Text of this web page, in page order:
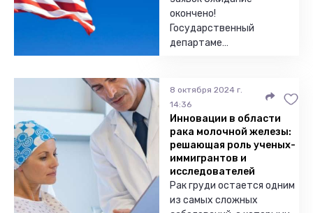
окончено!
Государственный
департаме…
8 октября 2024 г.
14:36
Инновации в области
рака молочной железы:
решающая роль ученых-
иммигрантов и
исследователей
Рак груди остается одним
из самых сложных